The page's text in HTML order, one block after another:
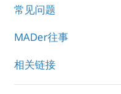
常见问题
MADer往事
相关链接